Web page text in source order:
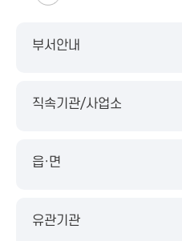
부서안내
직속기관/사업소
읍·면
유관기관